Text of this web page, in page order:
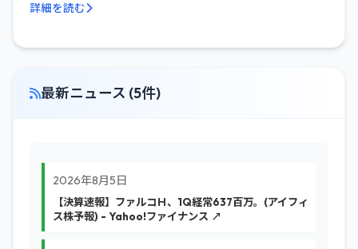
詳細を読む
最新ニュース (5件)
2026年8月5日
【決算速報】ファルコＨ、1Q経常637百万。(アイフィ
ス株予報) - Yahoo!ファイナンス ↗